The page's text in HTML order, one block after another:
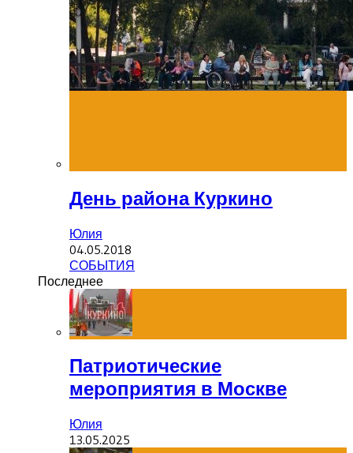
День района Куркино
Юлия
04.05.2018
СОБЫТИЯ
Последнее
Патриотические
мероприятия в Москве
Юлия
13.05.2025